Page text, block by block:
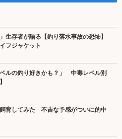
生存者が語る【釣り落水事故の恐怖】
フジャケット
ベルの釣り好きかも？」 中毒レベル別
育してみた 不吉な予感がついに的中